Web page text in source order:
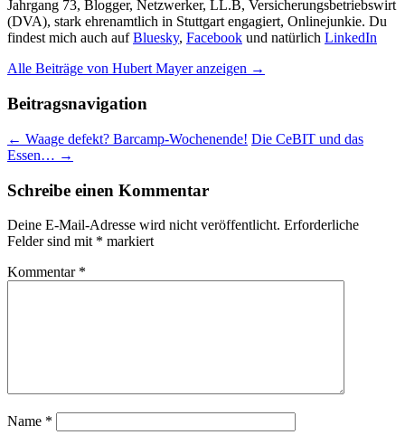
Jahrgang 73, Blogger, Netzwerker, LL.B, Versicherungsbetriebswirt
(DVA), stark ehrenamtlich in Stuttgart engagiert, Onlinejunkie. Du
findest mich auch aufBluesky, Facebook und natürlich LinkedIn
Alle Beiträge von Hubert Mayer anzeigen →
Beitragsnavigation
← Waage defekt? Barcamp-Wochenende! Die CeBIT und das
Essen… →
Schreibe einen Kommentar
Deine E-Mail-Adresse wird nicht veröffentlicht. Erforderliche
Felder sind mit * markiert
Kommentar *
Name *